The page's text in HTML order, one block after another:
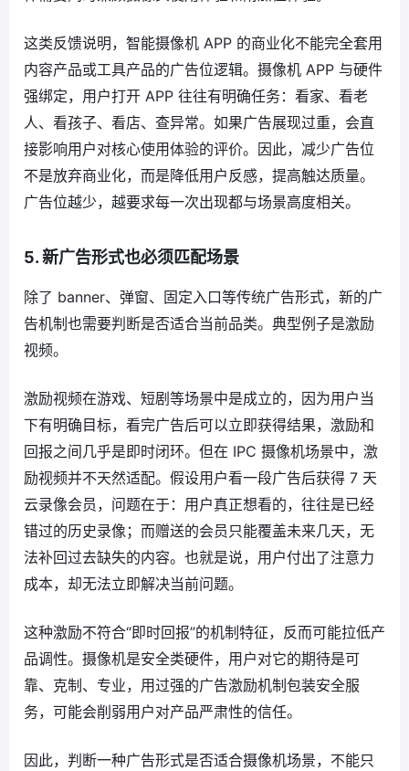
这类反馈说明，智能摄像机 APP 的商业化不能完全套用
内容产品或工具产品的广告位逻辑。摄像机 APP 与硬件
强绑定，用户打开 APP 往往有明确任务：看家、看老
人、看孩子、看店、查异常。如果广告展现过重，会直
接影响用户对核心使用体验的评价。因此，减少广告位
不是放弃商业化，而是降低用户反感，提高触达质量。
广告位越少，越要求每一次出现都与场景高度相关。
5. 新广告形式也必须匹配场景
除了 banner、弹窗、固定入口等传统广告形式，新的广
告机制也需要判断是否适合当前品类。典型例子是激励
视频。
激励视频在游戏、短剧等场景中是成立的，因为用户当
下有明确目标，看完广告后可以立即获得结果，激励和
回报之间几乎是即时闭环。但在 IPC 摄像机场景中，激
励视频并不天然适配。假设用户看一段广告后获得 7 天
云录像会员，问题在于：用户真正想看的，往往是已经
错过的历史录像；而赠送的会员只能覆盖未来几天，无
法补回过去缺失的内容。也就是说，用户付出了注意力
成本，却无法立即解决当前问题。
这种激励不符合“即时回报”的机制特征，反而可能拉低产
品调性。摄像机是安全类硬件，用户对它的期待是可
靠、克制、专业，用过强的广告激励机制包装安全服
务，可能会削弱用户对产品严肃性的信任。
因此，判断一种广告形式是否适合摄像机场景，不能只